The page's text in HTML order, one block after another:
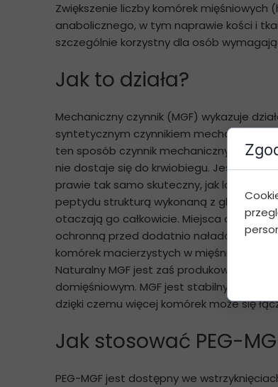
Zwiększenie liczby komórek
anabolicznego, w tym naprawie kości i
szczególnie korzystny dla osób
Jak to działa?
Mechaniczny czynnik (MGF) wykazuje
syntetycznym czynnikiem
ten sposób czynnik mechaniczny (MGF)
nie dostaje się do krwiobiegu. Jest
prawie tak samo skuteczny, jak lokalnie
peptydu strukturą wykonaną z glikolu
otaczają go całkowicie. Miejsca aktywne
ochronną przed dodatnio naładowanymi
komórek macierzystych w mięśniach i
Naturalny MGF jest zaś produkowany
domięśniowym. MGF jest stabilny we krwi
dzięki czemu więcej komórek może się
Jak stosować PEG-
PEG-MGF jest dostępny we